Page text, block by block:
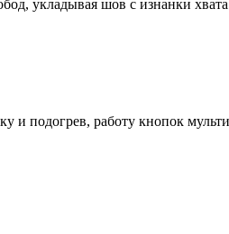
укладывая шов с изнанки
и подогрев, работу кнопок